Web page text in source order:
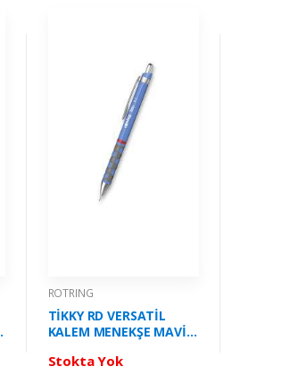
ROTRING
TİKKY RD VERSATİL
KALEM MENEKŞE MAVİ
Stokta Yok